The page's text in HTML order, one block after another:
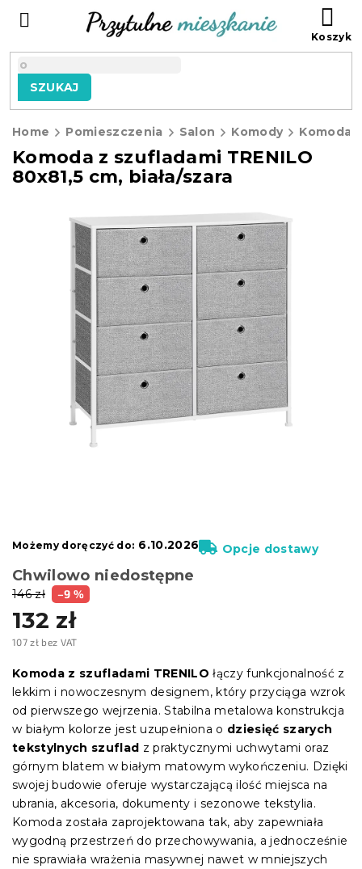
SZUKAJ
Home Pomieszczenia Salon Komody
Komoda z szufladami TRENILO
80x81,5 cm, biała/szara
146 zł –9 %
132 zł
107 zł bez VAT
jednostkowa:
Chwilowo niedostępne
Możemy doręczyć do: 6.10.2026 Opcje dostawy
Komoda z szufladami TRENILO łączy funkcjonalność z
lekkim i nowoczesnym designem, który przyciąga wzrok
od pierwszego wejrzenia. Stabilna metalowa konstrukcja
w białym kolorze jest uzupełniona o dziesięć szarych
tekstylnych szuflad z praktycznymi uchwytami oraz
górnym blatem w białym matowym wykończeniu. Dzięki
swojej budowie oferuje wystarczającą ilość miejsca na
ubrania, akcesoria, dokumenty i sezonowe tekstylia.
Komoda została zaprojektowana tak, aby zapewniała
wygodną przestrzeń do przechowywania, a jednocześnie
nie sprawiała wrażenia masywnej nawet w mniejszych